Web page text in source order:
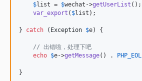
$list = $wechat ->getUserList ();
var_export ( $list );
} catch ( Exception $e) {
// 出错啦，处理下吧
echo $e->getMessage() . PHP_EOL
}